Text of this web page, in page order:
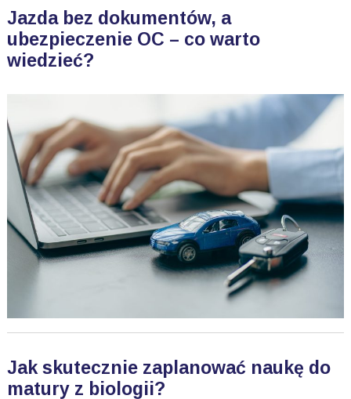
Jazda bez dokumentów, a
ubezpieczenie OC – co warto
wiedzieć?
Jak skutecznie zaplanować naukę do
matury z biologii?